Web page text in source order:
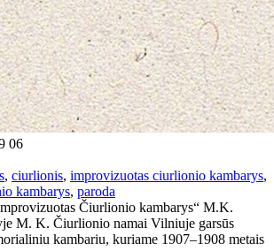
06
, ciurlionis, improvizuotas ciurlionio kambarys,
kambarys, paroda
Čiurlionio kambarys“ M.K.
M. K. Čiurlionio namai Vilniuje garsūs
kambariu, kuriame 1907–1908 metais